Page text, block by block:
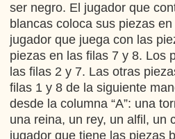
ser negro. El jugador que
blancas coloca sus piezas
jugador que juega con las
piezas en las filas 7 y 8. Los
las filas 2 y 7. Las otras
filas 1 y 8 de la siguiente
desde la columna “A”: una
una reina, un rey, un alfil, un
jugador que tiene las piezas